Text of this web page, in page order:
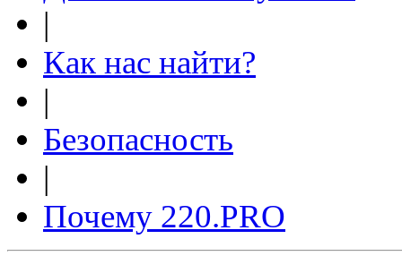
|
Как нас найти?
|
Безопасность
|
Почему 220.PRO